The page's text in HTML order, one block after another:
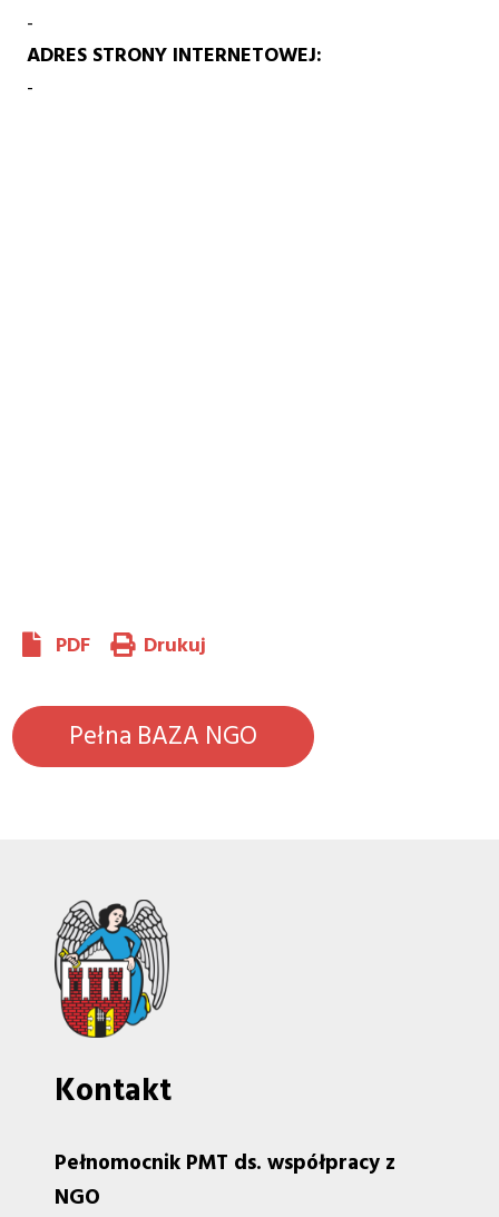
-
ADRES STRONY INTERNETOWEJ
-
PDF Drukuj
Pełna BAZA NGO
Kontakt
Pełnomocnik PMT ds. współpracy z
NGO